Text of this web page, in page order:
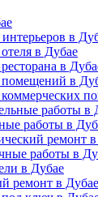
в
в Дубае
в
в
работы в
работы в
ремонт
работы в
в Дубае
ремонт в Дубае